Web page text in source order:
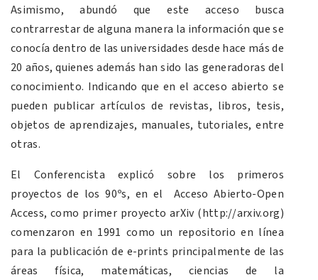
Asimismo, abundó que este acceso busca
contrarrestar de alguna manera la información que se
conocía dentro de las universidades desde hace más de
20 años, quienes además han sido las generadoras del
conocimiento. Indicando que en el acceso abierto se
pueden publicar artículos de revistas, libros, tesis,
objetos de aprendizajes, manuales, tutoriales, entre
otras.
El Conferencista explicó sobre los primeros
proyectos de los 90ºs, en el Acceso Abierto-Open
Access, como primer proyecto arXiv (http://arxiv.org)
comenzaron en 1991 como un repositorio en línea
para la publicación de e-prints principalmente de las
áreas física, matemáticas, ciencias de la